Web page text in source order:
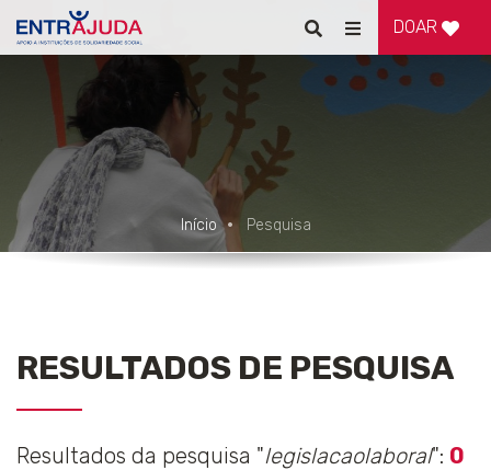
Pesquisar
Alternar
de
navegação
DOAR
Início Pesquisa
RESULTADOS DE PESQUISA
Resultados da pesquisa "legislacaolaboral": 0